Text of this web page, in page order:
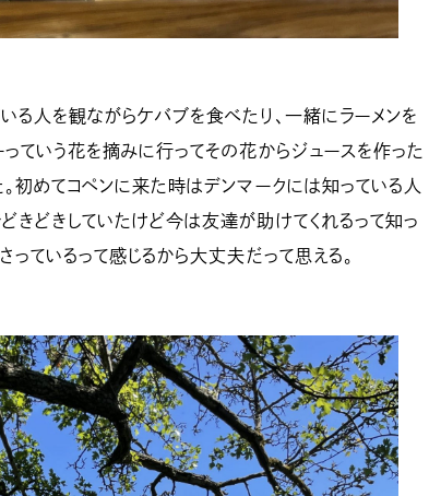
る人を観ながらケバブを食べたり、一緒にラーメンを
っていう花を摘みに行ってその花からジュースを作った
。初めてコペンに来た時はデンマークには知っている人
きどきしていたけど今は友達が助けてくれるって知っ
っているって感じるから大丈夫だって思える。